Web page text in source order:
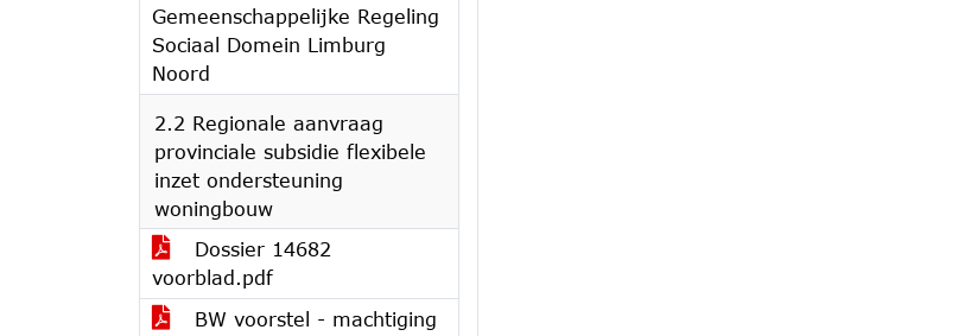
Gemeenschappelijke Regeling
Sociaal Domein Limburg
Noord
2.2 Regionale aanvraag
provinciale subsidie flexibele
inzet ondersteuning
woningbouw
Dossier 14682
voorblad.pdf
BW voorstel - machtiging